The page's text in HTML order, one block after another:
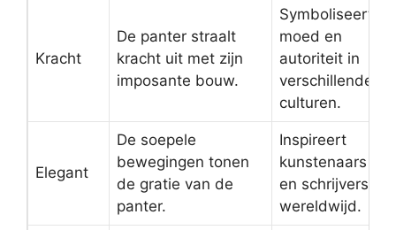
Kracht
De panter straalt
kracht uit met zijn
imposante bouw.
Symboliseert
moed en
autoriteit in
verschillende
culturen.
Elegant
De soepele
bewegingen tonen
de gratie van de
panter.
Inspireert
kunstenaars
en schrijvers
wereldwijd.